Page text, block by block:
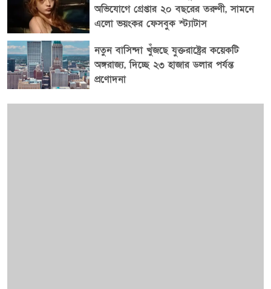
অভিযোগে গ্রেপ্তার ২০ বছরের তরুণী, সামনে
এলো ভয়ংকর ফেসবুক স্ট্যাটাস
নতুন বাসিন্দা খুঁজছে যুক্তরাষ্ট্রের কয়েকটি
অঙ্গরাজ্য, দিচ্ছে ২৩ হাজার ডলার পর্যন্ত
প্রণোদনা